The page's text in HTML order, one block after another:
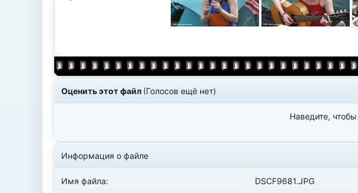
Оценить этот файл (Голосов ещё нет)
Наведите,
Информация о файле
Имя файла: DSCF9681.JPG